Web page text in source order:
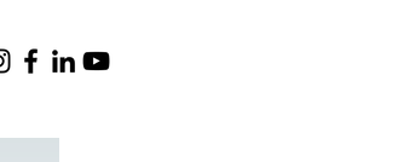
Agendamento online